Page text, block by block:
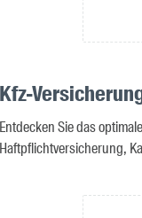
Kfz-
Entdecken Sie das
Haftpflichtversicherung,